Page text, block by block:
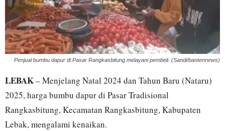
Penjual bumbu dapur di Pasar Rangkasbitung melayani pembeli. (Sandi/bantennews)
LEBAK– Menjelang Natal 2024 dan Tahun Baru (Nataru)
2025, harga bumbu dapur di Pasar Tradisional
Rangkasbitung, Kecamatan Rangkasbitung, Kabupaten
Lebak, mengalami kenaikan.